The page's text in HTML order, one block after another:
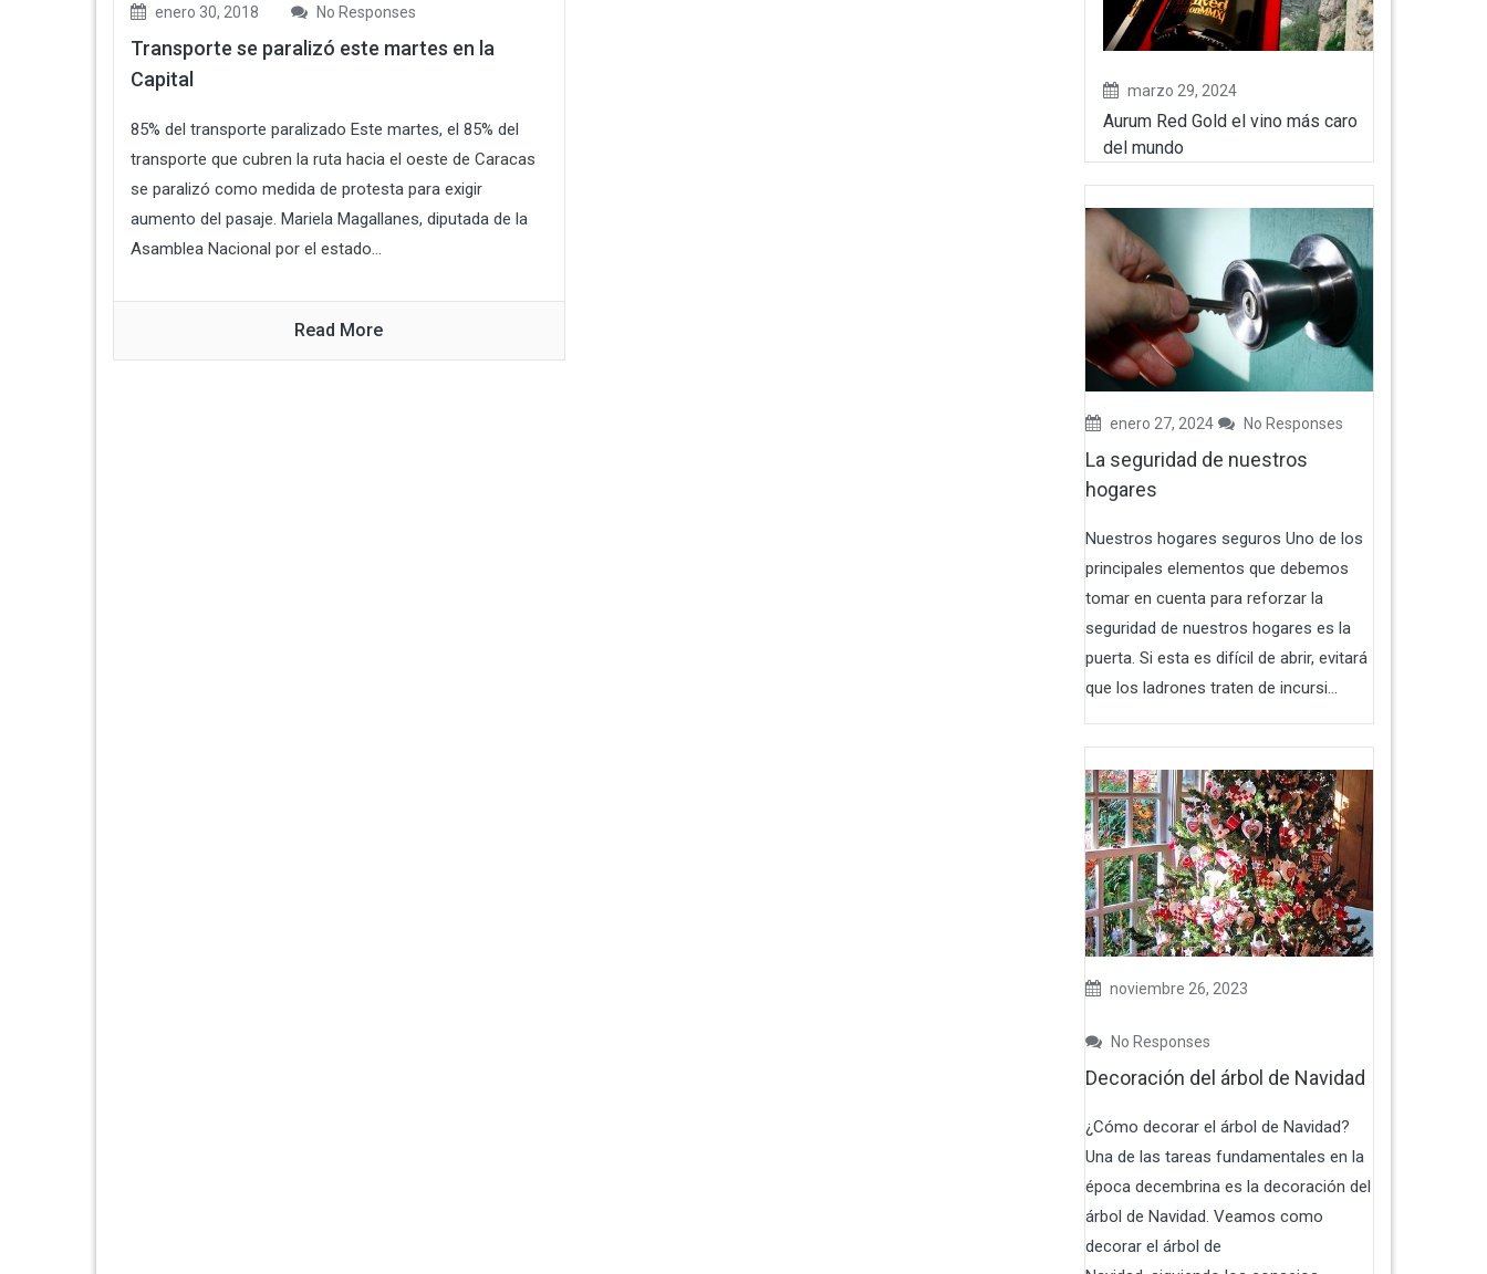
enero 30, 2018 No Responses
Transporte se paralizó este martes en la
Capital
85% del transporte paralizado Este martes, el 85% del
transporte que cubren la ruta hacia el oeste de Caracas
se paralizó como medida de protesta para exigir
aumento del pasaje. Mariela Magallanes, diputada de la
Asamblea Nacional por el estado...
Read More
marzo 29, 2024
Aurum Red Gold el vino más caro
del mundo
enero 27, 2024 No Responses
La seguridad de nuestros
hogares
Nuestros hogares seguros Uno de los
principales elementos que debemos
tomar en cuenta para reforzar la
seguridad de nuestros hogares es la
puerta. Si esta es difícil de abrir, evitará
que los ladrones traten de incursi...
noviembre 26, 2023
No Responses
Decoración del árbol de Navidad
¿Cómo decorar el árbol de Navidad?
Una de las tareas fundamentales en la
época decembrina es la decoración del
árbol de Navidad. Veamos como
decorar el árbol de